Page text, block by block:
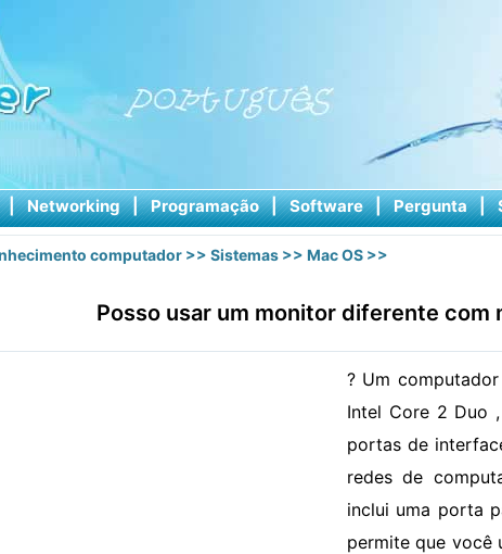
| Networking | Programação | Software | Pergunta |
computador >> Sistemas >> Mac OS >>
Posso usar um monitor diferente com
? Um
Intel Core 2 Duo
portas de
redes de
inclui uma porta
permite que você